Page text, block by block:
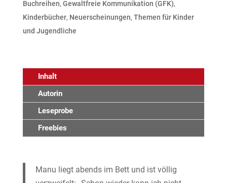
Buchreihen, Gewaltfreie Kommunikation (GFK),
Kinderbücher, Neuerscheinungen, Themen für Kinder
und Jugendliche
Inhalt
Autorin
Leseprobe
Freebies
Manu liegt abends im Bett und ist völlig